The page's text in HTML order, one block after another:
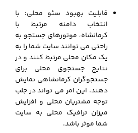
قابلیت بهبود سئو محلی: با
انتخاب دامنه مرتبط با
کرمانشاه، موتورهای جستجو به
راحتی می توانند سایت شما را به
یک مکان محلی مرتبط کنند و در
نتایج جستجوی محلی برای
جستجوگران کرمانشاهی نمایش
دهند. این امر می تواند در جلب
توجه مشتریان محلی و افزایش
میزان ترافیک محلی به سایت
شما موثر باشد.